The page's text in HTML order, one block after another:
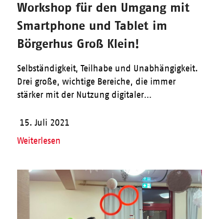
Workshop für den Umgang mit
Smartphone und Tablet im
Börgerhus Groß Klein!
Selbständigkeit, Teilhabe und Unabhängigkeit.
Drei große, wichtige Bereiche, die immer
stärker mit der Nutzung digitaler…
15. Juli 2021
Weiterlesen